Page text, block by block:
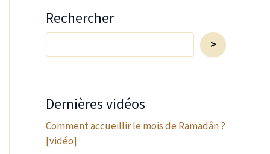
Rechercher
Rechercher... >
Dernières vidéos
Comment accueillir le mois de Ramadân ?
[vidéo]